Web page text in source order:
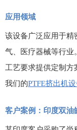
应用领域
该设备广泛应用于精
气、医疗器械等行业
工艺要求提供定制方
我们的PTFE挤出机
客户案例：印度双油